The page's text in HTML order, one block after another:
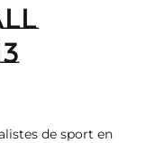
de sport en